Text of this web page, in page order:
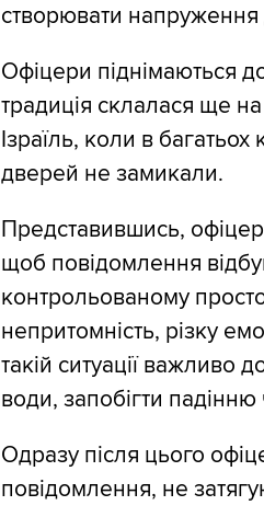
створювати
Офіцери піднімаються
традиція склалася ще
Ізраїль, коли в багатьох
дверей не замикали.
Представившись,
щоб повідомлення
контрольованому
непритомність, різку
такій ситуації важливо
води, запобігти
Одразу після цього
повідомлення, не